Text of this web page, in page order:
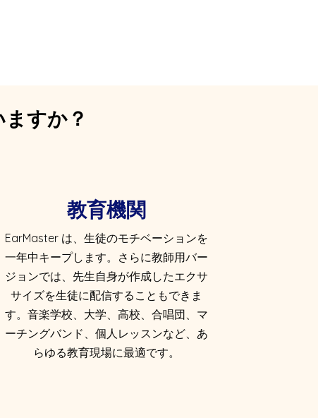
すか？
教育機関
EarMaster は、生徒のモチベーションを
一年中キープします。さらに教師用バー
ジョンでは、先生自身が作成したエクサ
サイズを生徒に配信することもできま
す。音楽学校、大学、高校、合唱団、マ
ーチングバンド、個人レッスンなど、あ
らゆる教育現場に最適です。